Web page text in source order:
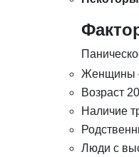
Женщины
Возраст
Наличие
Люди с